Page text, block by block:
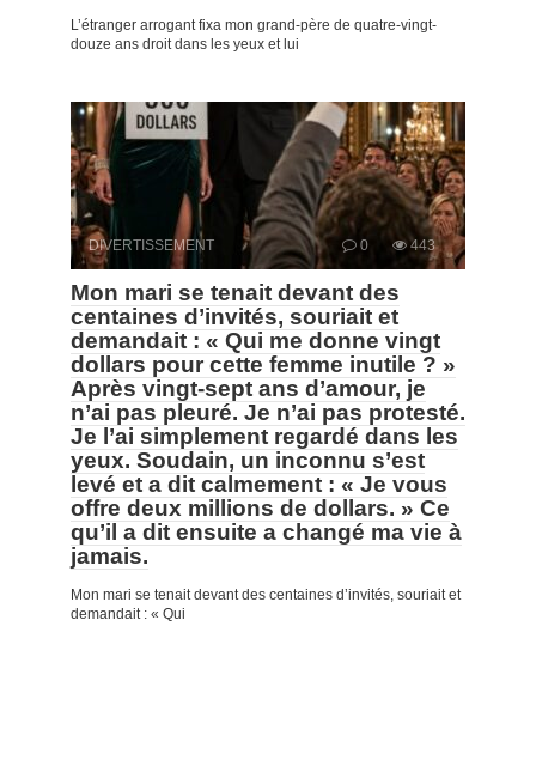
L’étranger arrogant fixa mon grand-père de quatre-vingt-
douze ans droit dans les yeux et lui
DIVERTISSEMENT 0 443
Mon mari se tenait devant des
centaines d’invités, souriait et
demandait : « Qui me donne vingt
dollars pour cette femme inutile ? »
Après vingt-sept ans d’amour, je
n’ai pas pleuré. Je n’ai pas protesté.
Je l’ai simplement regardé dans les
yeux. Soudain, un inconnu s’est
levé et a dit calmement : « Je vous
offre deux millions de dollars. » Ce
qu’il a dit ensuite a changé ma vie à
jamais.
Mon mari se tenait devant des centaines d’invités, souriait et
demandait : « Qui